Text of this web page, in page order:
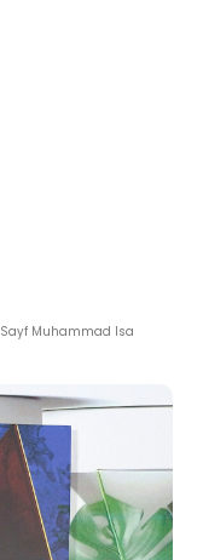
Sayf Muhammad Isa